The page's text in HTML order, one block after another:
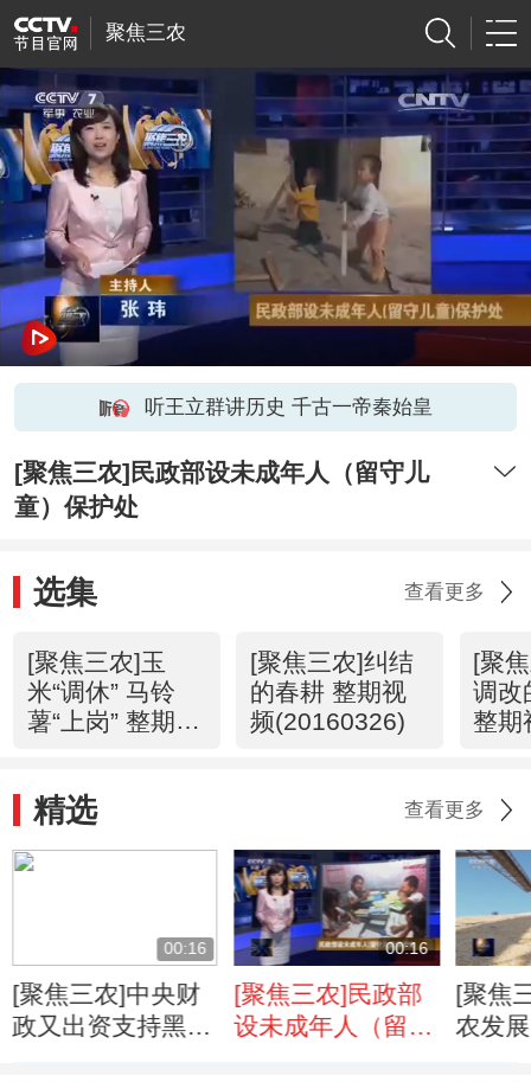
聚焦三农
听王立群讲历史 千古一帝秦始皇
[聚焦三农]民政部设未成年人（留守儿
童）保护处
选集 查看更多
[聚焦三农]玉
米“调休” 马铃
薯“上岗” 整期视
[聚焦三农]纠结
的春耕 整期视
频(20160326)
[聚
调改
整期
精选 查看更多
00:16
[聚焦三农]中央财
政又出资支持黑土
00:16
[聚焦三农]民政部
设未成年人（留守
[聚焦
农发